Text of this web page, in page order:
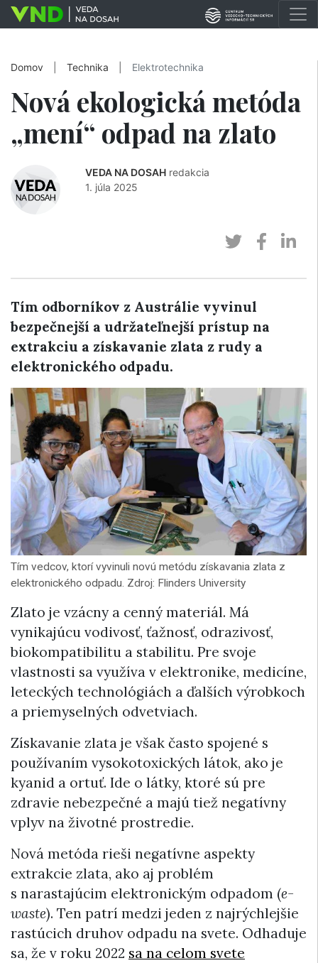
Domov Technika Elektrotechnika
Nová ekologická metóda
„mení“ odpad na zlato
VEDA NA DOSAH redakcia
1. júla 2025
Tím odborníkov z Austrálie vyvinul
bezpečnejší a udržateľnejší prístup na
extrakciu a získavanie zlata z rudy a
elektronického odpadu.
Tím vedcov, ktorí vyvinuli novú metódu získavania zlata z
elektronického odpadu. Zdroj: Flinders University
Zlato je vzácny a cenný materiál. Má
vynikajúcu vodivosť, ťažnosť, odrazivosť,
biokompatibilitu a stabilitu. Pre svoje
vlastnosti sa využíva v elektronike, medicíne,
leteckých technológiách a ďalších výrobkoch
a priemyselných odvetviach.
Získavanie zlata je však často spojené s
používaním vysokotoxických látok, ako je
kyanid a ortuť. Ide o látky, ktoré sú pre
zdravie nebezpečné a majú tiež negatívny
vplyv na životné prostredie.
Nová metóda rieši negatívne aspekty
extrakcie zlata, ako aj problém
s narastajúcim elektronickým odpadom (e-
waste). Ten patrí medzi jeden z najrýchlejšie
rastúcich druhov odpadu na svete. Odhaduje
sa, že v roku 2022 sa na celom svete